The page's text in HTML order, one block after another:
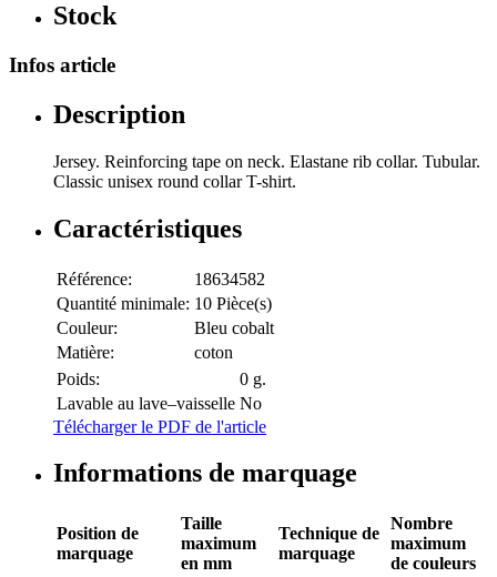
Stock
Infos article
Description
Jersey. Reinforcing tape on neck. Elastane rib collar. Tubular.
Classic unisex round collar T-shirt.
Caractéristiques
Référence:
18634582
Quantité minimale: 10 Pièce(s)
Couleur:
Bleu cobalt
Matière:
coton
Poids:
0 g.
Lavable au lave–vaisselle No
Télécharger le PDF de l'article
Informations de marquage
Position de
marquage
Taille
maximum
en mm
Technique de
marquage
Nombre
maximum
de couleurs